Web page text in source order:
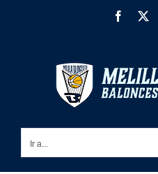
Ir a...